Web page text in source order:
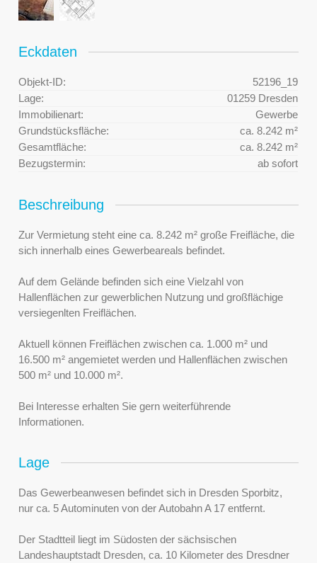
Eckdaten
Objekt-ID:
52196_19
Lage:
01259 Dresden
Immobilienart:
Gewerbe
Grundstücksfläche:
ca. 8.242 m²
Gesamtfläche:
ca. 8.242 m²
Bezugstermin:
ab sofort
Beschreibung
Zur Vermietung steht eine ca. 8.242 m² große Freifläche, die
sich innerhalb eines Gewerbeareals befindet.
Auf dem Gelände befinden sich eine Vielzahl von
Hallenflächen zur gewerblichen Nutzung und großflächige
versiegenlten Freiflächen.
Aktuell können Freiflächen zwischen ca. 1.000 m² und
16.500 m² angemietet werden und Hallenflächen zwischen
500 m² und 10.000 m².
Bei Interesse erhalten Sie gern weiterführende
Informationen.
Lage
Das Gewerbeanwesen befindet sich in Dresden Sporbitz,
nur ca. 5 Autominuten von der Autobahn A 17 entfernt.
Der Stadtteil liegt im Südosten der sächsischen
Landeshauptstadt Dresden, ca. 10 Kilometer des Dresdner